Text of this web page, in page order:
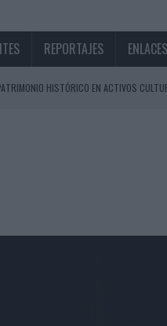
REPORTAJES ENLACES
HISTÓRICO EN ACTIVOS
CON LOS MEDIOS
INTERNACIONAL
Y LA MEDICIÓN SON DOS CARAS DE LA